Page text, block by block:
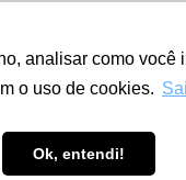
analisar como
o uso de cookies.
Ok, entendi!